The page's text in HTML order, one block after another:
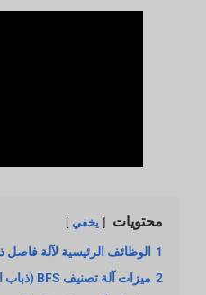
محتويات يخفي
1 الوظائف الرئيسية لآلة فاصل
2 ميزات آلة تصنيف BFS (ذباب الجندي الأسود)